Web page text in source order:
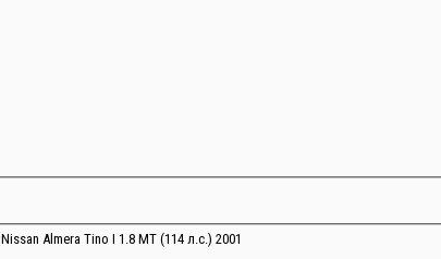
Nissan Almera Tino I 1.8 MT (114 л.с.) 2001